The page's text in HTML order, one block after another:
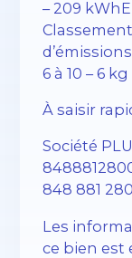
– 209
6 à 10 – 6
À saisir
Société
848 881 280
Les
ce bien est